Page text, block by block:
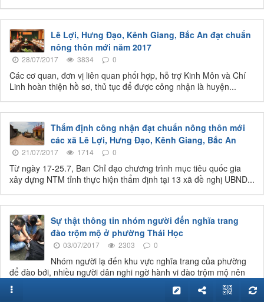
Lê Lợi, Hưng Đạo, Kênh Giang, Bắc An đạt chuẩn
nông thôn mới năm 2017
28/07/2017 3834 0
Các cơ quan, đơn vị liên quan phối hợp, hỗ trợ Kinh Môn và Chí
Linh hoàn thiện hồ sơ, thủ tục để được công nhận là huyện...
Thẩm định công nhận đạt chuẩn nông thôn mới
các xã Lê Lợi, Hưng Đạo, Kênh Giang, Bắc An
21/07/2017 1714 0
Từ ngày 17-25.7, Ban Chỉ đạo chương trình mục tiêu quốc gia
xây dựng NTM tỉnh thực hiện thẩm định tại 13 xã đề nghị UBND...
Sự thật thông tin nhóm người đến nghĩa trang
đào trộm mộ ở phường Thái Học
03/07/2017 2303 0
Nhóm người lạ đến khu vực nghĩa trang của phường
để đào bới, nhiều người dân nghi ngờ hành vi đào trộm mộ nên
đã vây bắt...